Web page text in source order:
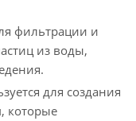
фильтрации и
из воды,
для создания
которые